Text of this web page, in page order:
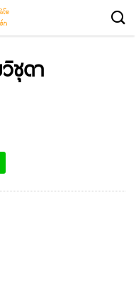
ชุดา